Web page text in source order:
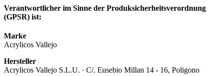
Verantwortlicher im Sinne der Produksicherheitsverordnung
(GPSR) ist:
Marke
Acrylicos Vallejo
Hersteller
Acrylicos Vallejo S.L.U. · C/. Eusebio Millan 14 - 16, Poligono